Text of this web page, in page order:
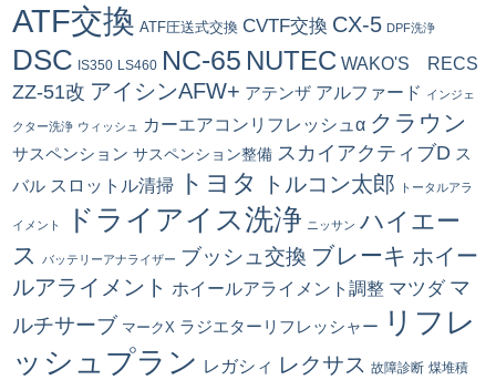
ATF交換 ATF圧送式交換 CVTF交換 CX-5 DPF洗浄
DSC IS350 LS460 NC-65 NUTEC WAKO'S RECS
ZZ-51改 アイシンAFW+ アテンザ アルファード インジェ
クター洗浄 ウィッシュ カーエアコンリフレッシュα クラウン
サスペンション サスペンション整備 スカイアクティブD ス
バル スロットル清掃 トヨタ トルコン太郎 トータルアラ
イメント ドライアイス洗浄 ニッサン ハイエー
ス
バッテリーアナライザー ブッシュ交換 ブレーキ ホイー
ルアライメント ホイールアライメント調整 マツダ マ
ルチサーブ マークX ラジエターリフレッシャー
リフレ
ッシュプラン レガシィ レクサス 故障診断 煤堆積